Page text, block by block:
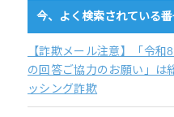
今、よく検索されている
【詐欺メール注意】「令和
の回答ご協力のお願い」は
ッシング詐欺